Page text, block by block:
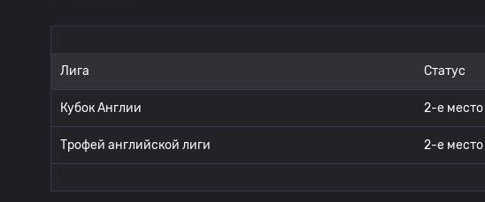
Лига Статус
Кубок Англии 2-е место
Трофей английской лиги 2-е место